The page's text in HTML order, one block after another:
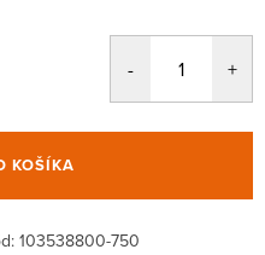
KOŠÍKA
103538800-750